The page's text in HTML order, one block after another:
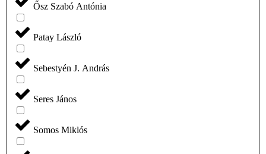
Ősz Szabó Antónia
Patay László
Sebestyén J. András
Seres János
Somos Miklós